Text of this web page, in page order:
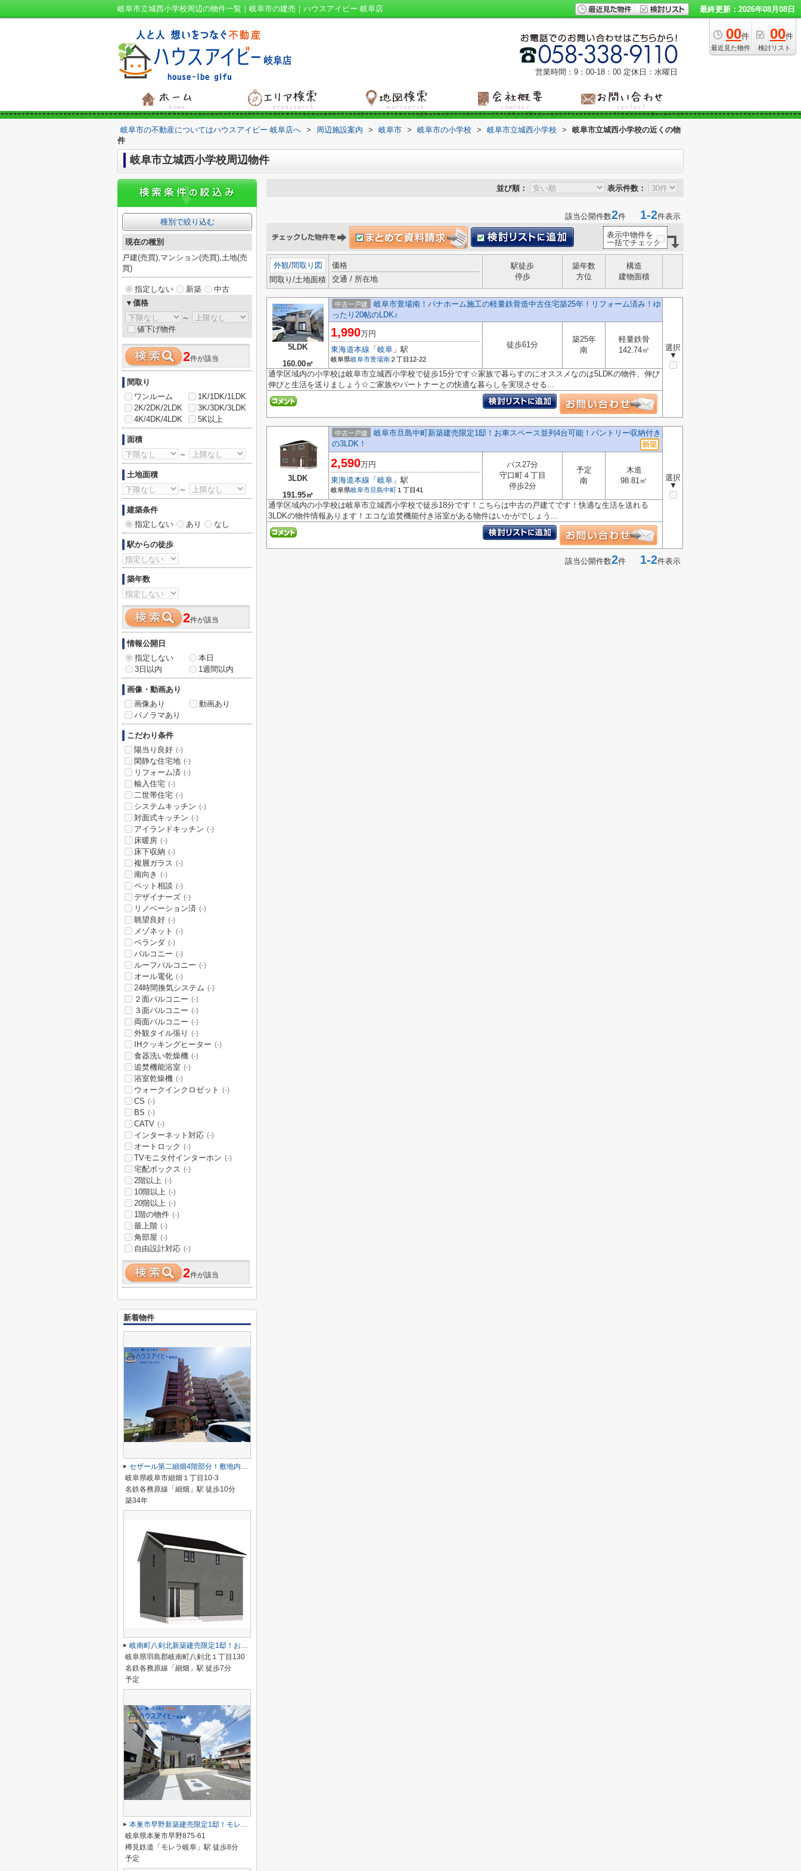
岐阜市立城西小学校周辺の物件一覧｜岐阜市の建売｜ハウスアイビー 岐阜店 最終更新：2026年08月08日
00件
最近見た物件
00件
検討リスト
営業時間：9：00‐18：00 定休日：水曜日
岐阜市の不動産についてはハウスアイビー 岐阜店へ > 周辺施設案内 > 岐阜市 > 岐阜市の小学校 > 岐阜市立城西小学校 >
岐阜市立城西小学校の近くの物
件
岐阜市立城西小学校周辺物件
並び順： 表示件数：
該当公開件数2件 1-2件表示
表示中物件を
一括でチェック
外観/間取り図
間取り/土地面積
価格
交通 / 所在地
駅徒歩
停歩
築年数
方位
構造
建物面積
5LDK
160.00㎡
中古一戸建
岐阜市萱場南！パナホーム施工の軽量鉄骨造中古住宅築25年！リフォーム済み！ゆ
ったり20帖のLDK♪
選択
▼
1,990万円
東海道本線 「 岐阜 」駅
岐阜県岐阜市萱場南 ２丁目12-22
徒歩61分
築25年
南
軽量鉄骨
142.74㎡
通学区域内の小学校は岐阜市立城西小学校で徒歩15分です☆家族で暮らすのにオススメなのは5LDKの物件、伸び
伸びと生活を送りましょう☆ご家族やパートナーとの快適な暮らしを実現させる...
3LDK
191.95㎡
中古一戸建
岐阜市旦島中町新築建売限定1邸！お車スペース並列4台可能！パントリー収納付き
の3LDK！
選択
▼
2,590万円
東海道本線 「 岐阜 」駅
岐阜県岐阜市旦島中町 １丁目41
バス27分
守口町４丁目
停歩2分
予定
南
木造
98.81㎡
通学区域内の小学校は岐阜市立城西小学校で徒歩18分です！こちらは中古の戸建てです！快適な生活を送れる
3LDKの物件情報あります！エコな追焚機能付き浴室がある物件はいかがでしょう...
該当公開件数2件 1-2件表示
種別で絞り込む
現在の種別
戸建(売買),マンション(売買),土地(売
買)
指定しない 新築
中古
▼価格
～
値下げ物件
2件が該当
間取り
ワンルーム
1K/1DK/1LDK
2K/2DK/2LDK
3K/3DK/3LDK
4K/4DK/4LDK
5K以上
面積
～
土地面積
～
建築条件
指定しない
あり なし
駅からの徒歩
築年数
2件が該当
情報公開日
指定しない
本日
3日以内
1週間以内
画像・動画あり
画像あり
動画あり
パノラマあり
こだわり条件
陽当り良好 (-)
閑静な住宅地 (-)
リフォーム済 (-)
輸入住宅 (-)
二世帯住宅 (-)
システムキッチン (-)
対面式キッチン (-)
アイランドキッチン (-)
床暖房 (-)
床下収納 (-)
複層ガラス (-)
南向き (-)
ペット相談 (-)
デザイナーズ (-)
リノベーション済 (-)
眺望良好 (-)
メゾネット (-)
ベランダ (-)
バルコニー (-)
ルーフバルコニー (-)
オール電化 (-)
24時間換気システム (-)
２面バルコニー (-)
３面バルコニー (-)
両面バルコニー (-)
外観タイル張り (-)
IHクッキングヒーター (-)
食器洗い乾燥機 (-)
追焚機能浴室 (-)
浴室乾燥機 (-)
ウォークインクロゼット (-)
CS (-)
BS (-)
CATV (-)
インターネット対応 (-)
オートロック (-)
TVモニタ付インターホン (-)
宅配ボックス (-)
2階以上 (-)
10階以上 (-)
20階以上 (-)
1階の物件 (-)
最上階 (-)
角部屋 (-)
自由設計対応 (-)
2件が該当
新着物件
セザール第二細畑4階部分！敷地内駐車場あり！浴室乾燥機・食器洗浄乾燥機付き！細畑駅まで徒歩10分！
岐阜県岐阜市細畑１丁目10-3
名鉄各務原線「細畑」駅 徒歩10分
築34年
岐南町八剣北新築建売限定1邸！お車スペース3台可能！北小学校徒歩10分！インナーバルコニーのあるお家
岐阜県羽島郡岐南町八剣北１丁目130
名鉄各務原線「細畑」駅 徒歩7分
予定
本巣市早野新築建売限定1邸！モレラ岐阜まで徒歩5分！お買い物便利♪最寄りの駅まで徒歩8分です♪
岐阜県本巣市早野875-61
樽見鉄道「モレラ岐阜」駅 徒歩8分
予定